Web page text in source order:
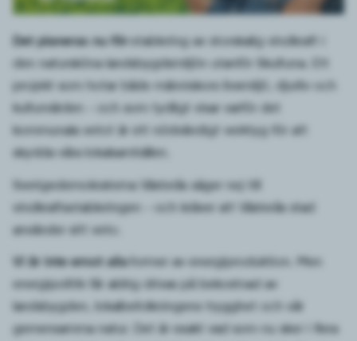
Det planeras nu företablering av storskalig vindkraft i
den natursköna landsbygdsmiljön utanför Skultuna. Ett
projekt som hotar både människors livsmiljö, djurliv och
kulturvärden – och som tydligt visar varför det
kommunala vetot är ett nödvändigt verktyg för att
skydda våra lokalsamhällen.
Sverigedemokraterna Västerås säger nej till
vindkraftsetableringen – och kräver att Västerås stad
använder sitt veto.
Vi är inte emot allaformer av energiproduktion. Men
energipolitik får aldrig drivas på bekostnad av
landsbygden, lokalbefolkningens trygghet och vår
gemensamma natur. Det är exakt vad som nu sker i flera